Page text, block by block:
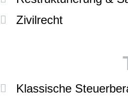
Zivilrecht
Klassische